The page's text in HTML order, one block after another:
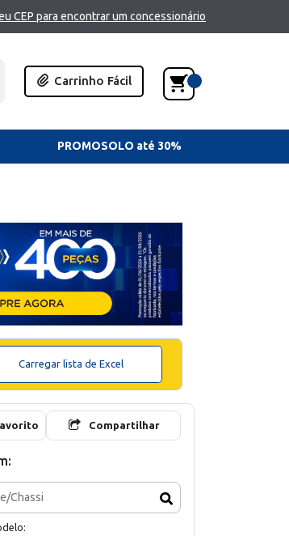
CEP para encontrar um concessionário
Carrinho Fácil
PROMOSOLO até 30%
Carregar lista de Excel
Compartilhar